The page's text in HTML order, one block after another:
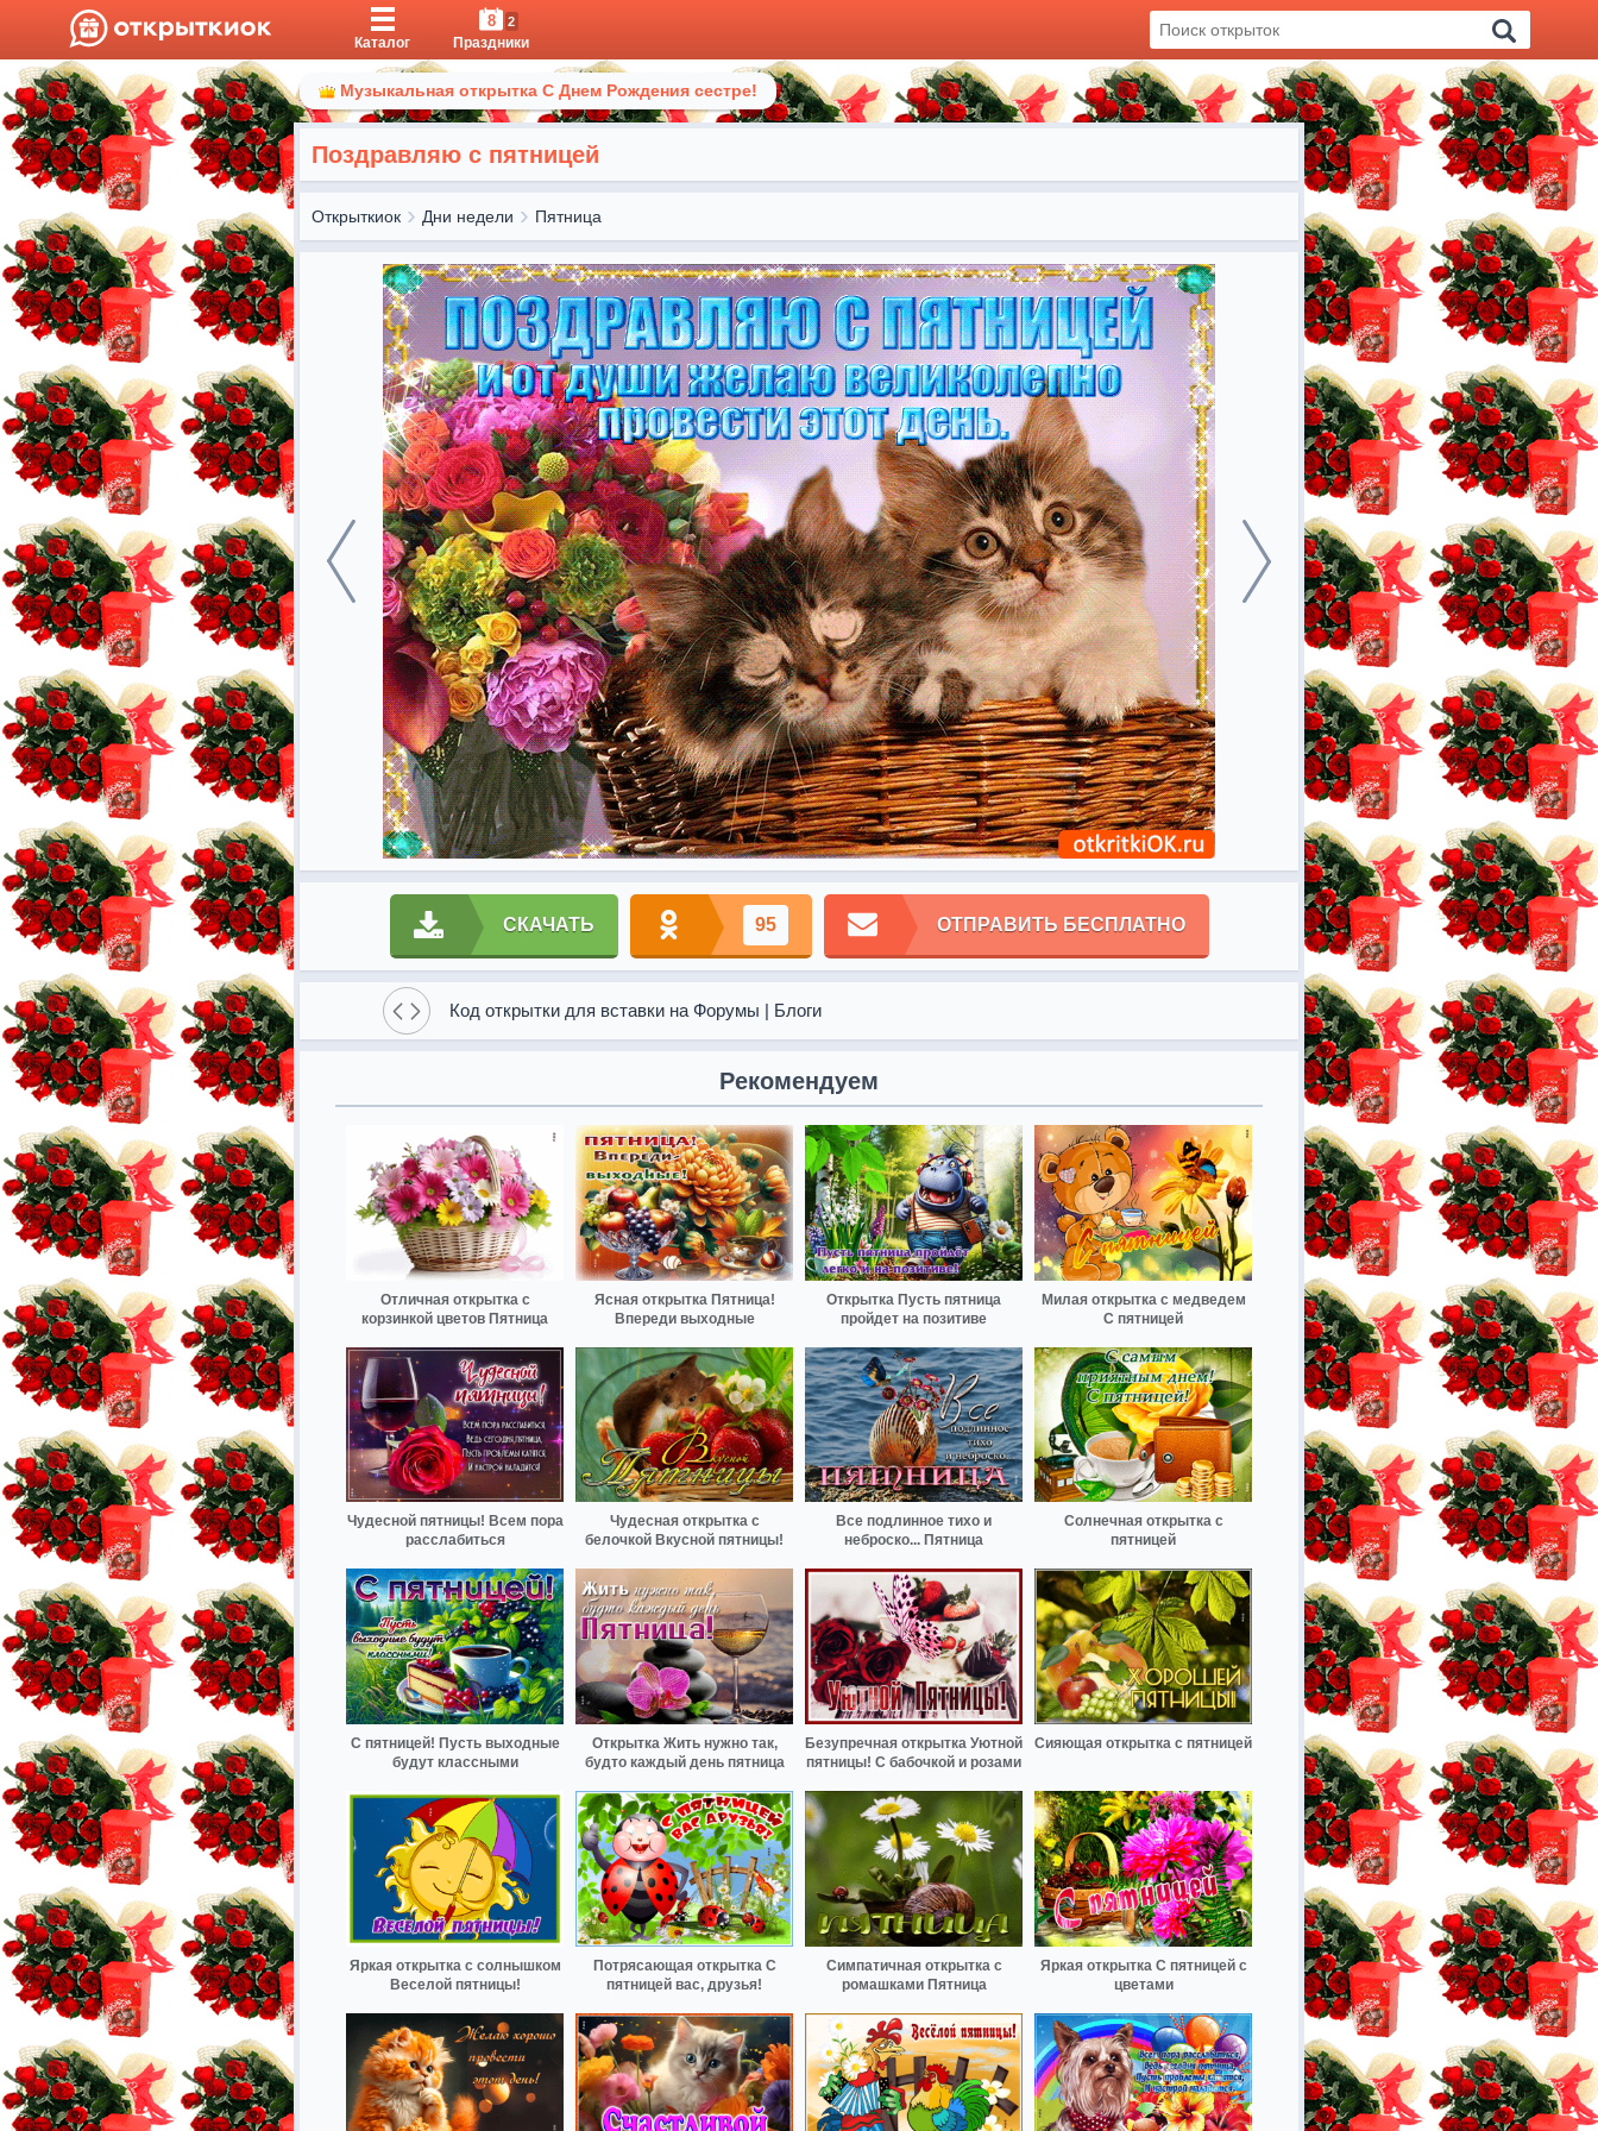
Каталог
8 2
Праздники
Музыкальная открытка С Днем Рождения сестре!
Поздравляю с пятницей
Открыткиок Дни недели Пятница
СКАЧАТЬ 95 ОТПРАВИТЬ БЕСПЛАТНО
Код открытки для вставки на Форумы | Блоги
Рекомендуем
Отличная открытка с
корзинкой цветов Пятница
Ясная открытка Пятница!
Впереди выходные
Открытка Пусть пятница
пройдет на позитиве
Милая открытка с медведем
С пятницей
Чудесной пятницы! Всем пора
расслабиться
Чудесная открытка с
белочкой Вкусной пятницы!
Все подлинное тихо и
неброско... Пятница
Солнечная открытка с
пятницей
С пятницей! Пусть выходные
будут классными
Открытка Жить нужно так,
будто каждый день пятница
Безупречная открытка Уютной
пятницы! С бабочкой и розами
Сияющая открытка с пятницей
Яркая открытка с солнышком
Веселой пятницы!
Потрясающая открытка С
пятницей вас, друзья!
Симпатичная открытка с
ромашками Пятница
Яркая открытка С пятницей с
цветами